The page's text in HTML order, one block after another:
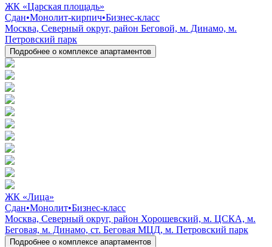
ЖК «Царская площадь»
Сдан•Монолит-кирпич•Бизнес-класс
Москва, Северный округ, район Беговой, м. Динамо, м.
Петровский парк
Подробнее о комплексе апартаментов
ЖК «Лица»
Сдан•Монолит•Бизнес-класс
Москва, Северный округ, район Хорошевский, м. ЦСКА, м.
Беговая, м. Динамо, ст. Беговая МЦД, м. Петровский парк
Подробнее о комплексе апартаментов